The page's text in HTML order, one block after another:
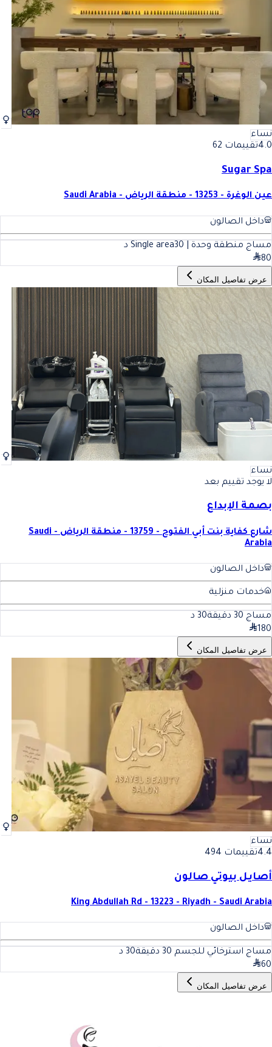
نساء
4.0تقييمات 62
Sugar Spa
عين الوغرة - 13253 - منطقة الرياض - Saudi Arabia
داخل الصالون
مساج منطقة وحدة | Single area 30
د
80
عرض تفاصيل المكان
نساء
لا يوجد تقييم بعد
بصمة الإبداع
شارع كفاية بنت أبي الفتوح - 13759 - منطقة الرياض - Saudi
Arabia
داخل الصالون
خدمات منزلية
مساج 30 دقيقة 30 د
180
عرض تفاصيل المكان
نساء
4.4تقييمات 494
أصايل بيوتي صالون
King Abdullah Rd - 13223 - Riyadh - Saudi Arabia
داخل الصالون
مساج استرخائي للجسم 30 دقيقة 30 د
60
عرض تفاصيل المكان